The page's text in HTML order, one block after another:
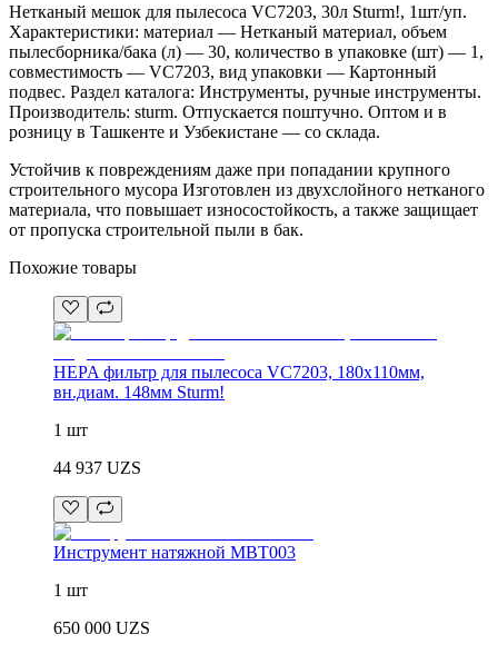
Нетканый мешок для пылесоса VC7203, 30л Sturm!, 1шт/уп.
Характеристики: материал — Нетканый материал, объем
пылесборника/бака (л) — 30, количество в упаковке (шт) — 1,
совместимость — VC7203, вид упаковки — Картонный
подвес. Раздел каталога: Инструменты, ручные инструменты.
Производитель: sturm. Отпускается поштучно. Оптом и в
розницу в Ташкенте и Узбекистане — со склада.
Устойчив к повреждениям даже при попадании крупного
строительного мусора Изготовлен из двухслойного нетканого
материала, что повышает износостойкость, а также защищает
от пропуска строительной пыли в бак.
Похожие товары
HEPA фильтр для пылесоса VC7203, 180х110мм,
вн.диам. 148мм Sturm!
1 шт
44 937 UZS
Инструмент натяжной MBT003
1 шт
650 000 UZS